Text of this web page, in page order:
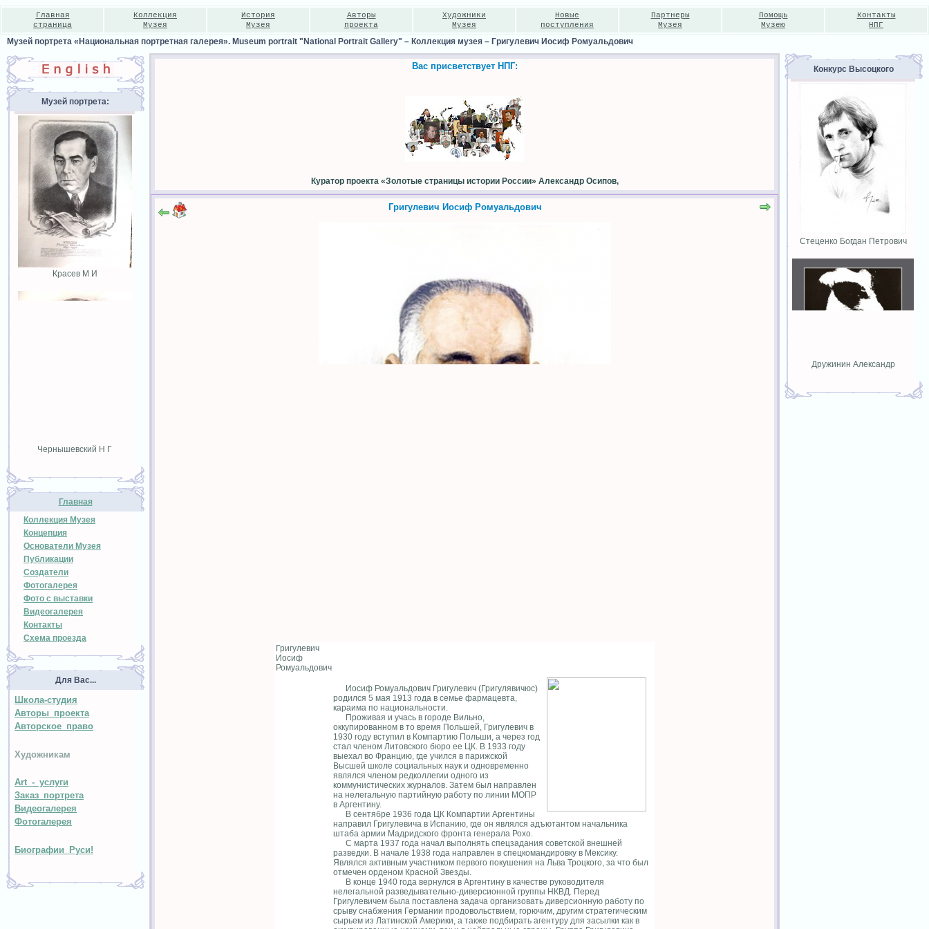
Главная
страница
Коллекция
Музея
История
Музея
Авторы
проекта
Художники
Музея
Новые
поступления
Партнеры
Музея
Помощь
Музею
Контакты
НПГ
Музей портрета «Национальная портретная галерея». Museum portrait "National Portrait Gallery" – Коллекция музея – Григулевич Иосиф Ромуальдович
Музей портрета:
Красев М И
Чернышевский Н Г
Главная
Коллекция Музея
Концепция
Основатели Музея
Публикации
Создатели
Фотогалерея
Фото с выставки
Видеогалерея
Контакты
Схема проезда
Для Вас...
Школа-студия
Авторы проекта
Авторское право
Художникам
Art - услуги
Заказ портрета
Видеогалерея
Фотогалерея
Биографии Руси!
Вас присветствует НПГ:
Куратор проекта «Золотые страницы истории России» Александр Осипов,
Григулевич Иосиф Ромуальдович
Григулевич
Иосиф
Ромуальдович
Иосиф Ромуальдович Григулевич (Григулявичюс)
родился 5 мая 1913 года в семье фармацевта,
караима по национальности.
Проживая и учась в городе Вильно,
оккупированном в то время Польшей, Григулевич в
1930 году вступил в Компартию Польши, а через год
стал членом Литовского бюро ее ЦК. В 1933 году
выехал во Францию, где учился в парижской
Высшей школе социальных наук и одновременно
являлся членом редколлегии одного из
коммунистических журналов. Затем был направлен
на нелегальную партийную работу по линии МОПР
в Аргентину.
В сентябре 1936 года ЦК Компартии Аргентины
направил Григулевича в Испанию, где он являлся адъютантом начальника
штаба армии Мадридского фронта генерала Рохо.
С марта 1937 года начал выполнять спецзадания советской внешней
разведки. В начале 1938 года направлен в спецкомандировку в Мексику.
Являлся активным участником первого покушения на Льва Троцкого, за что был
отмечен орденом Красной Звезды.
В конце 1940 года вернулся в Аргентину в качестве руководителя
нелегальной разведывательно-диверсионной группы НКВД. Перед
Григулевичем была поставлена задача организовать диверсионную работу по
срыву снабжения Германии продовольствием, горючим, другим стратегическим
сырьем из Латинской Америки, а также подбирать агентуру для засылки как в
Конкурс Высоцкого
Стеценко Богдан Петрович
Дружинин Александр